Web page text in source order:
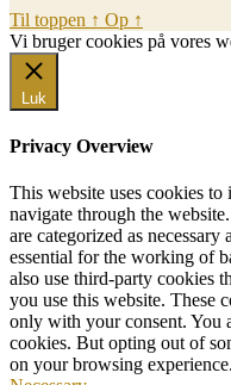
Til toppen ↑ Op ↑
Vi bruger cookies på vores
Luk
Privacy Overview
This website uses cookies
navigate through the
are categorized as
essential for the working of
also use third-party cookies
you use this website. These
only with your consent. You
cookies. But opting out of
on your browsing experience.